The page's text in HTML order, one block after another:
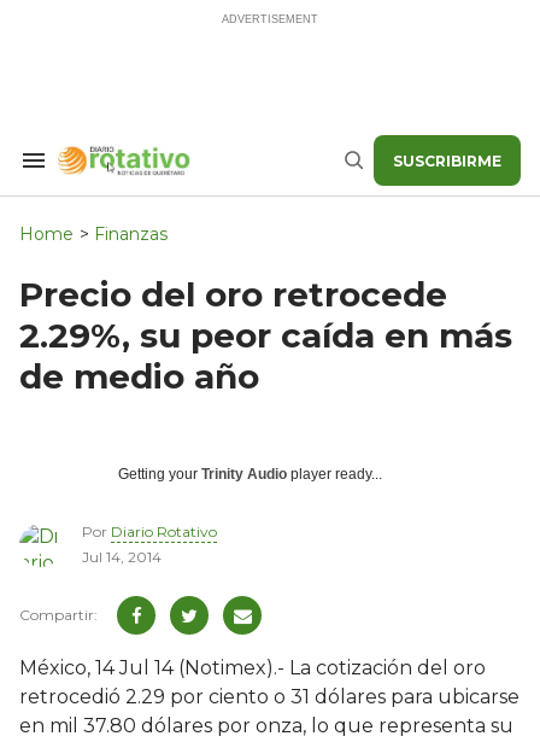
Search
Navigation
Buscar SUSCRIBIRME
Home > Finanzas
Precio del oro retrocede
2.29%, su peor caída en más
de medio año
Getting your Trinity Audio player ready...
Por Diario Rotativo
Jul 14, 2014
México, 14 Jul 14 (Notimex).- La cotización del oro
retrocedió 2.29 por ciento o 31 dólares para ubicarse
en mil 37.80 dólares por onza, lo que representa su